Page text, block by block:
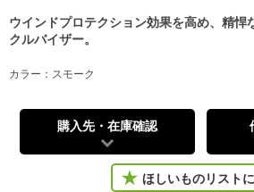
ウインドプロテクション効果を高め、精悍
クルバイザー。
カラー：スモーク
購入先・在庫確認
ほしいものリスト